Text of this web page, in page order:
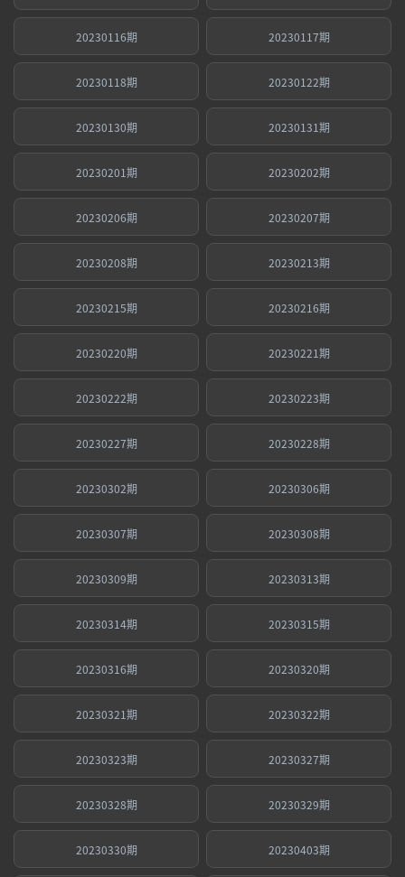
20230116期 20230117期
20230118期 20230122期
20230130期 20230131期
20230201期 20230202期
20230206期 20230207期
20230208期 20230213期
20230215期 20230216期
20230220期 20230221期
20230222期 20230223期
20230227期 20230228期
20230302期 20230306期
20230307期 20230308期
20230309期 20230313期
20230314期 20230315期
20230316期 20230320期
20230321期 20230322期
20230323期 20230327期
20230328期 20230329期
20230330期 20230403期